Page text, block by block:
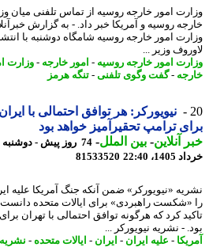
امور خارجه روسیه از تماس تلفنی میان وزاری
روسیه و آمریکا خبر داد. - به گزارش خبرآنلاین،
امور خارجه روسیه شامگاه دوشنبه با انتشار
وزیر ...
امور خارجه روسیه-امور خارجه-وزارت امور
-گفت وگوی تلفنی-تنگه هرمز
نیویورکر: هر توافق احتمالی با ایران
ترامپ تحقیرآمیز خواهد بود
آنلاین-بین الملل-
74 روز پیش - دوشنبه 4
22:40
81533520
«نیویورکر» ضمن آنکه جنگ آمریکا علیه ایران
راهبردی» برای ایالات متحده دانست،
کرد که هرگونه توافق احتمالی با تهران برای
- نشریه نیویورکر ...
- علیه ایران - ایران - ایالات متحده-نشریه-